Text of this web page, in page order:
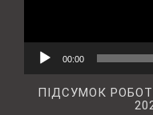
00:00
ПІДСУМОК